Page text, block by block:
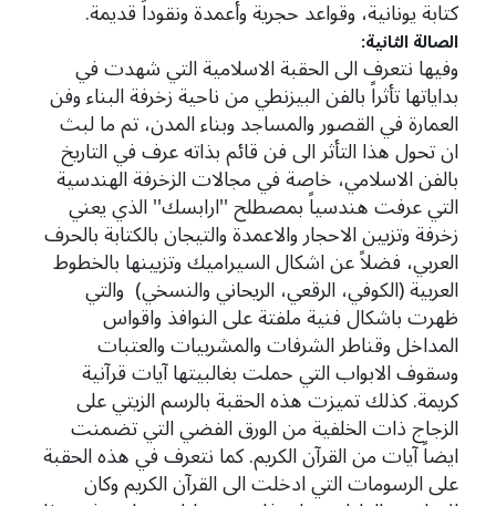
كتابة يونانية، وقواعد حجرية وأعمدة ونقوداً قديمة.
الصالة الثانية:
وفيها نتعرف الى الحقبة الاسلامية التي شهدت في
بداياتها تأثراً بالفن البيزنطي من ناحية زخرفة البناء وفن
العمارة في القصور والمساجد وبناء المدن، تم ما لبث
ان تحول هذا التأثر الى فن قائم بذاته عرف في التاريخ
بالفن الاسلامي، خاصة في مجالات الزخرفة الهندسية
التي عرفت هندسياً بمصطلح ''ارابسك'' الذي يعني
زخرفة وتزيين الاحجار والاعمدة والتيجان بالكتابة بالحرف
العربي، فضلاً عن اشكال السيراميك وتزيينها بالخطوط
العربية (الكوفي، الرقعي، الريحاني والنسخي) والتي
ظهرت باشكال فنية ملفتة على النوافذ واقواس
المداخل وقناطر الشرفات والمشربيات والعتبات
وسقوف الابواب التي حملت بغالبيتها آيات قرآنية
كريمة. كذلك تميزت هذه الحقبة بالرسم الزيتي على
الزجاج ذات الخلفية من الورق الفضي التي تضمنت
ايضاً آيات من القرآن الكريم. كما نتعرف في هذه الحقبة
على الرسومات التي ادخلت الى القرآن الكريم وكان